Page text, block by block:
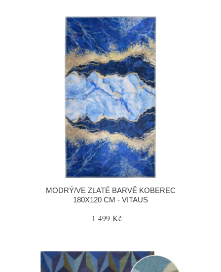
MODRÝ/VE ZLATÉ BARVĚ KOBEREC
180X120 CM - VITAUS
1 499 Kč